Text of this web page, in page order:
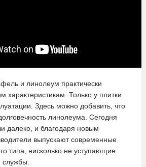
и линолеум практически
характеристикам. Только у плитки
Здесь можно добавить, что
линолеума. Сегодня
далеко, и благодаря новым
выпускают современные
типа, нисколько не уступающие